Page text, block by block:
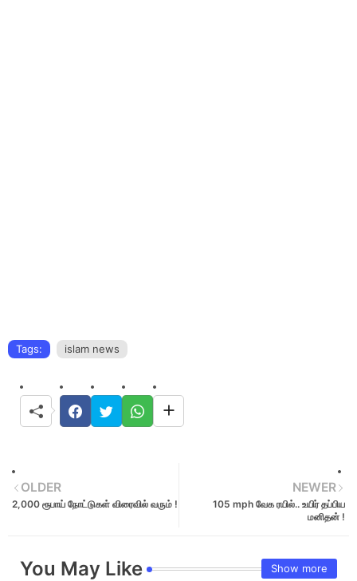
Tags: islam news
NEWER
105 mph வேக ரயில்.. உயிர் தப்பிய
மனிதன் !
OLDER
2,000 ரூபாய் நோட்டுகள் விரைவில் வரும் !
You May Like Show more